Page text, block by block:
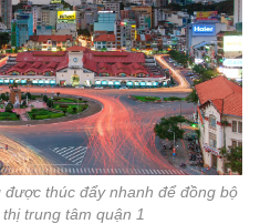
thúc đẩy nhanh để đồng bộ
trung tâm quận 1